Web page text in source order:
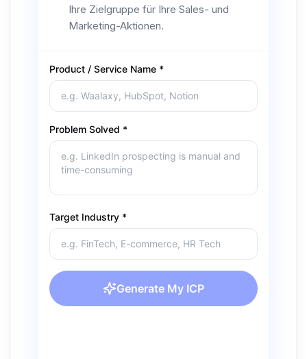
Ihre Zielgruppe für Ihre Sales- und
Marketing-Aktionen.